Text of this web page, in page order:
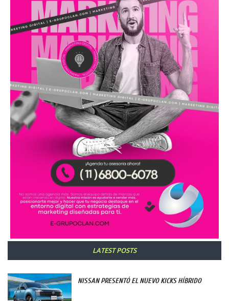
LATEST POSTS
NISSAN PRESENTÓ EL NUEVO KICKS HÍBRIDO